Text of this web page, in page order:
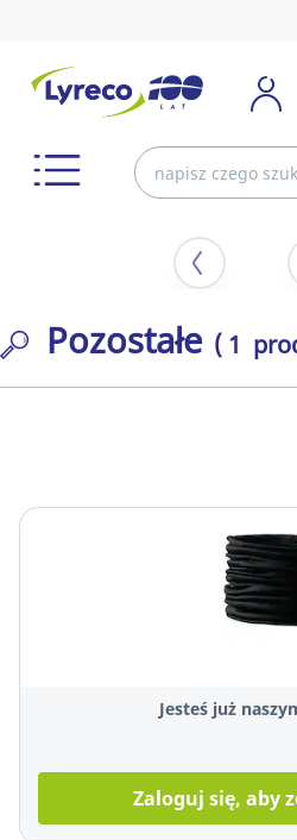
Pozostałe ( 1
Jesteś już
Zaloguj się, aby